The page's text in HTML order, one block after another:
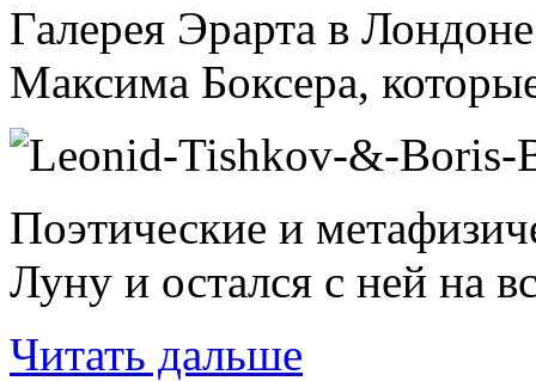
Галерея Эрарта в
Максима Боксера,
Поэтические и
Луну и остался с ней на
Читать дальше